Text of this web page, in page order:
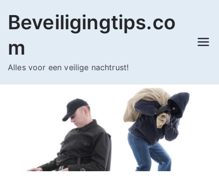
naar
inhoud
Beveiligingtips.co
m
Alles voor een veilige nachtrust!